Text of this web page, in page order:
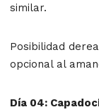
similar.
Posibilidad
opcional al
Día 04: